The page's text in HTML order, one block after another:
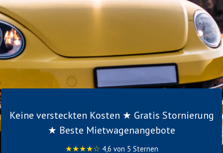
Keine versteckten Kosten ★ Gratis Stornierung
★ Beste Mietwagenangebote
★★★★☆ 4,6 von 5 Sternen